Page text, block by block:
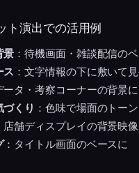
ト演出での活用例
景 ：待機画面・雑談配信の
ス ：文字情報の下に敷いて
ータ・考察コーナーの背景に
くり ：色味で場面のトー
店舗ディスプレイの背景映
：タイトル画面のベースに